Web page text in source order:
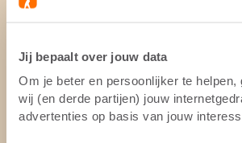
Jij bepaalt over jouw data
Om je beter en persoonlijker te
wij (en derde partijen) jouw
advertenties op basis van jouw